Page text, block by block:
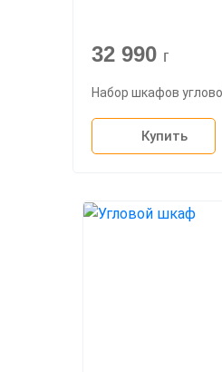
32 990 г
Набор шкафов
Купить